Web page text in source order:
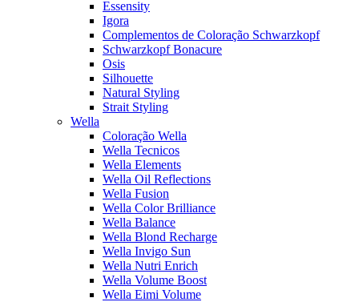
Essensity
Igora
Complementos de Coloração Schwarzkopf
Schwarzkopf Bonacure
Osis
Silhouette
Natural Styling
Strait Styling
Wella
Coloração Wella
Wella Tecnicos
Wella Elements
Wella Oil Reflections
Wella Fusion
Wella Color Brilliance
Wella Balance
Wella Blond Recharge
Wella Invigo Sun
Wella Nutri Enrich
Wella Volume Boost
Wella Eimi Volume